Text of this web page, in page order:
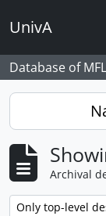
UnivA
Database of
Archival
Remove filter:
Only top-level